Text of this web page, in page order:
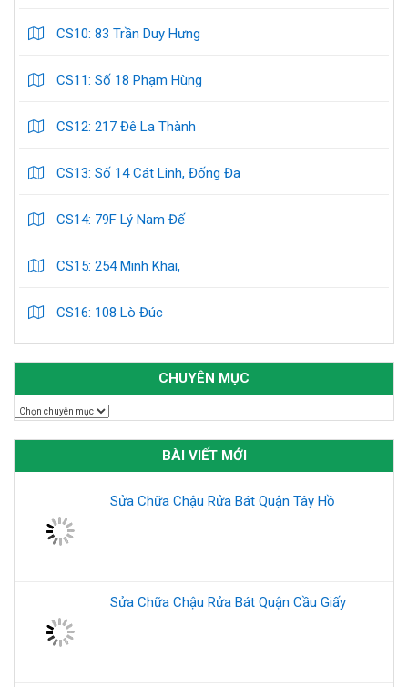
CS10: 83 Trần Duy Hưng
CS11: Số 18 Phạm Hùng
CS12: 217 Đê La Thành
CS13: Số 14 Cát Linh, Đống Đa
CS14: 79F Lý Nam Đế
CS15: 254 Minh Khai,
CS16: 108 Lò Đúc
CHUYÊN MỤC
Chuyên
BÀI VIẾT MỚI
Sửa Chữa Chậu Rửa Bát Quận Tây Hồ
Sửa Chữa Chậu Rửa Bát Quận Cầu Giấy